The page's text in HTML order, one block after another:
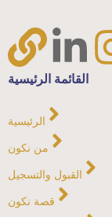
القائمة الرئيسية
الرئيسية
من نكون
القبول والتسجيل
قصة نكون